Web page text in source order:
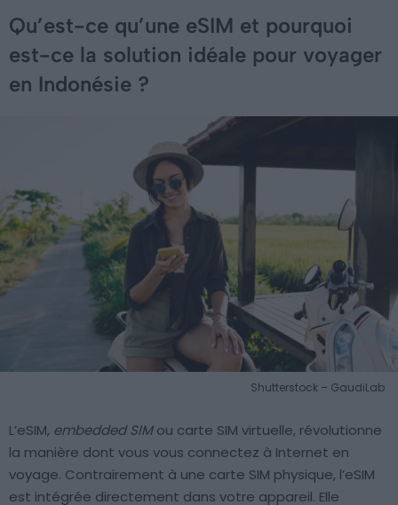
Qu’est-ce qu’une eSIM et pourquoi
est-ce la solution idéale pour voyager
en Indonésie ?
Shutterstock – GaudiLab
L’eSIM, embedded SIMou carte SIM virtuelle, révolutionne
la manière dont vous vous connectez à Internet en
voyage. Contrairement à une carte SIM physique, l’eSIM
est intégrée directement dans votre appareil. Elle